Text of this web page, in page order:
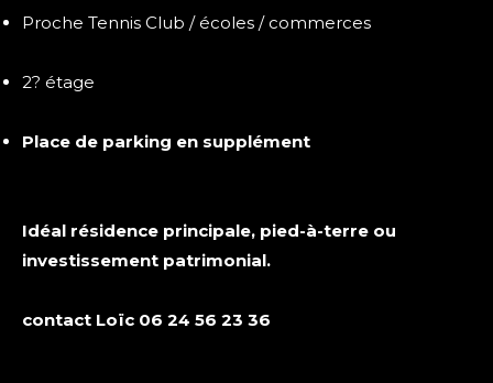
Proche Tennis Club / écoles / commerces
2? étage
Place de parking en supplément
Idéal résidence principale, pied-à-terre ou
investissement patrimonial.
contact Loïc 06 24 56 23 36